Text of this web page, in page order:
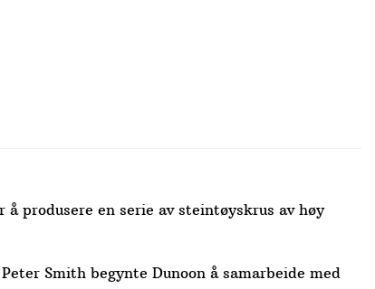
produsere en serie av steintøyskrus av høy
Smith begynte Dunoon å samarbeide med